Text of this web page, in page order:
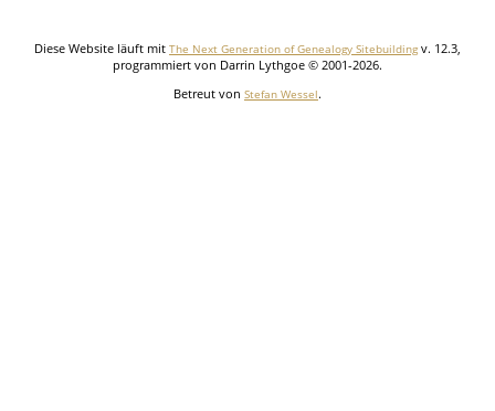
Diese Website läuft mit The Next Generation of Genealogy Sitebuilding v. 12.3,
programmiert von Darrin Lythgoe © 2001-2026.
Betreut von Stefan Wessel.